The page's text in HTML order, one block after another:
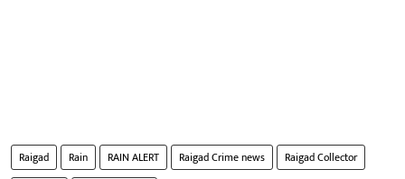
Raigad Rain RAIN ALERT Raigad Crime news
Raigad Collector